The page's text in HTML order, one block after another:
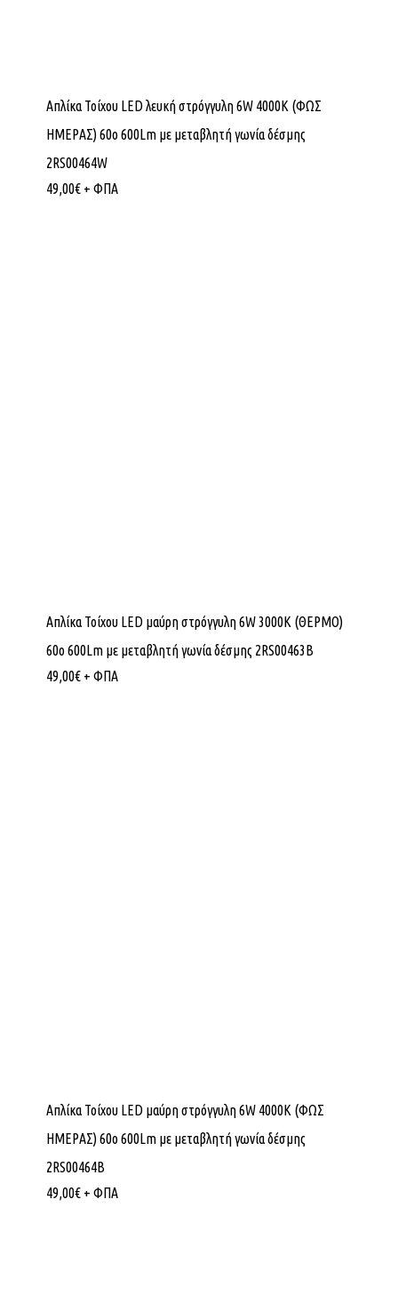
Απλίκα Τοίχου LED λευκή στρόγγυλη 6W 4000K (ΦΩΣ
ΗΜΕΡΑΣ) 60ο 600Lm με μεταβλητή γωνία δέσμης
2RS00464W
49,00€ + ΦΠΑ
Απλίκα Τοίχου LED μαύρη στρόγγυλη 6W 3000K (ΘΕΡΜΟ)
60ο 600Lm με μεταβλητή γωνία δέσμης 2RS00463B
49,00€ + ΦΠΑ
Απλίκα Τοίχου LED μαύρη στρόγγυλη 6W 4000K (ΦΩΣ
ΗΜΕΡΑΣ) 60ο 600Lm με μεταβλητή γωνία δέσμης
2RS00464B
49,00€ + ΦΠΑ